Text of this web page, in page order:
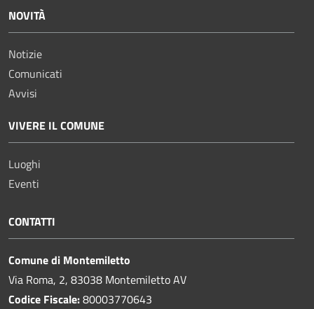
NOVITÀ
Notizie
Comunicati
Avvisi
VIVERE IL COMUNE
Luoghi
Eventi
CONTATTI
Comune di Montemiletto
Via Roma, 2, 83038 Montemiletto AV
Codice Fiscale:80003770643